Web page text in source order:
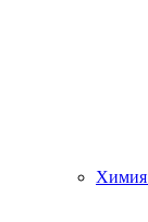
Химия